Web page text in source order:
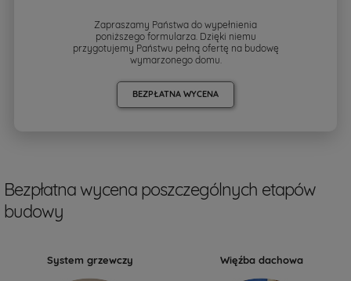
Zapraszamy Państwa do wypełnienia
poniższego formularza. Dzięki niemu
przygotujemy Państwu pełną ofertę na budowę
wymarzonego domu.
BEZPŁATNA WYCENA
Bezpłatna wycena poszczególnych etapów
budowy
System grzewczy Więźba dachowa